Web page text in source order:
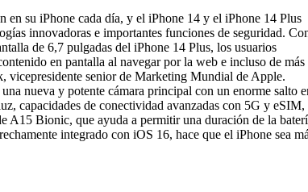
en su iPhone cada día, y el iPhone 14 y el iPhone 14 Plus
innovadoras e importantes funciones de seguridad.
de 6,7 pulgadas del iPhone 14 Plus, los usuarios
en pantalla al navegar por la web e incluso de más
vicepresidente senior de Marketing Mundial de Apple.
nueva y potente cámara principal con un enorme salto
capacidades de conectividad avanzadas con 5G y eSIM,
A15 Bionic, que ayuda a permitir una duración de la
integrado con iOS 16, hace que el iPhone sea